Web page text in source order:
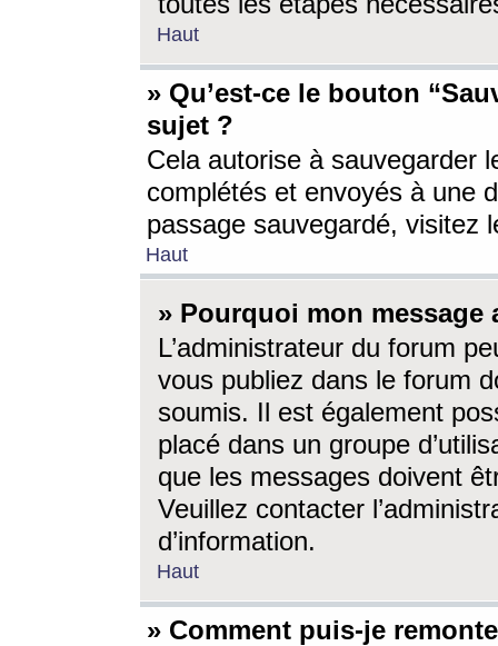
Haut
» Qu’est-ce le bouton
sujet ?
Cela autorise à sauvegarder
complétés et envoyés à une
passage sauvegardé, visitez
Haut
» Pourquoi mon message
L’administrateur du forum
vous publiez dans le forum
soumis. Il est également
placé dans un groupe
que les messages doivent
Veuillez contacter
d’information.
Haut
» Comment puis-je